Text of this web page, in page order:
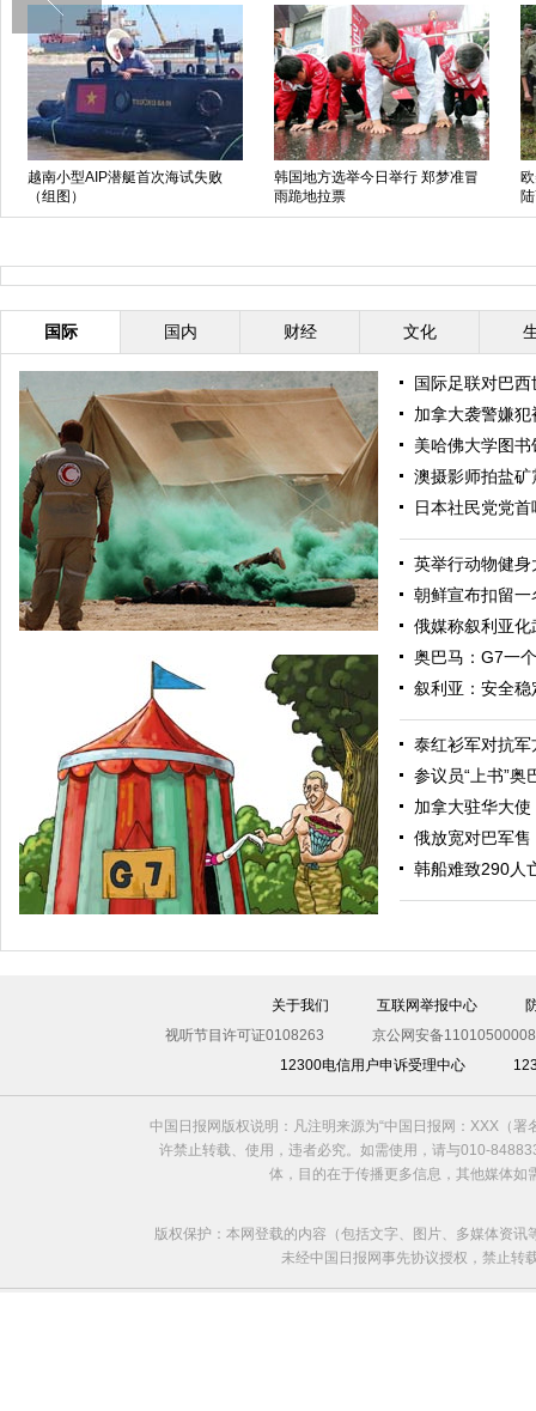
越南小型AIP潜艇首次海试失败
（组图）
韩国地方选举今日举行 郑梦准冒
雨跪地拉票
国际 国内 财经 文化
“渴望之狮”多国联合军演举行 美军秀军事力量
欧洲国家不愿与俄罗斯闹僵
国际足联对巴
加拿大袭警嫌
美哈佛大学图
澳摄影师拍盐
日本社民党党
英举行动物健
朝鲜宣布扣留
俄媒称叙利亚
奥巴马：G7一
叙利亚：安全
泰红衫军对抗
参议员“上书”奥
加拿大驻华大
俄放宽对巴军
韩船难致290人
关于我们 互联网举报中心
视听节目许可证0108263
京公网安备
12300电信用户申诉受理中心
中国日报网版权说明：凡注明来源为“中国日报网：XXX（
许禁止转载、使用，违者必究。如需使用，请与010-
体，目的在于传播更多信息，其他媒体
版权保护：本网登载的内容（包括文字、图片、多媒体资
未经中国日报网事先协议授权，禁止转